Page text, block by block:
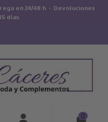
en 24/48 h · Devoluciones
días
0